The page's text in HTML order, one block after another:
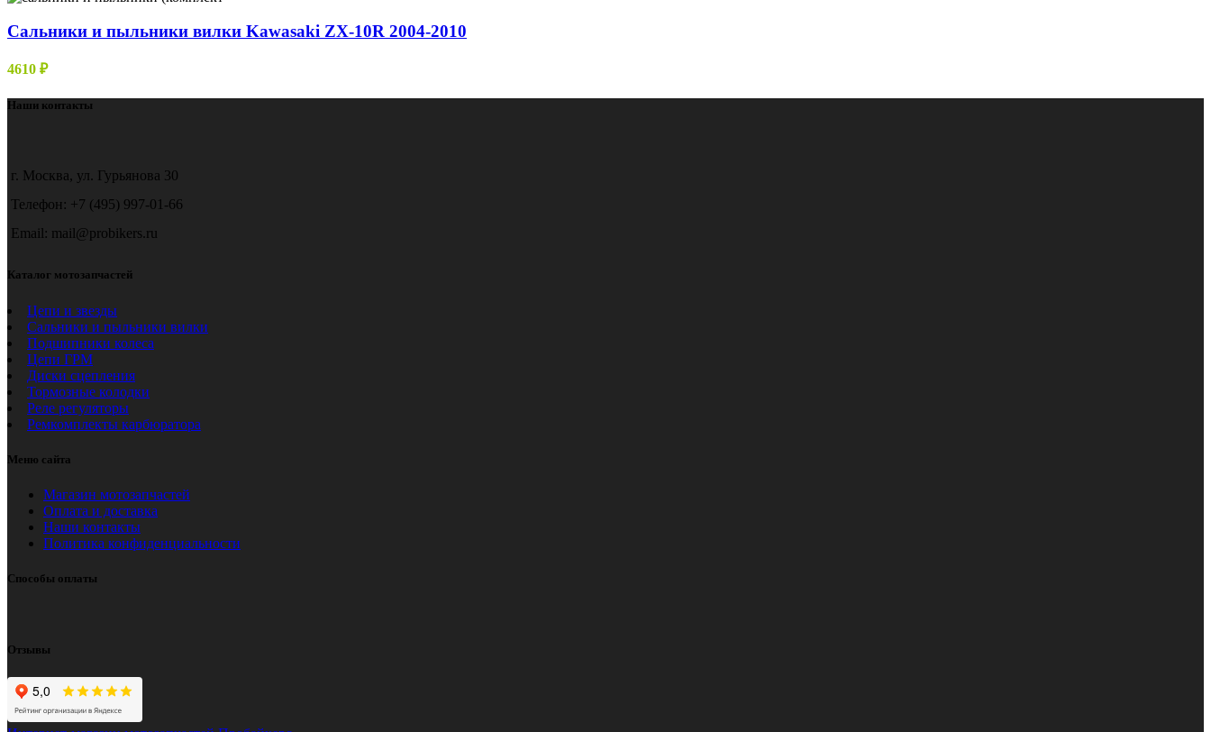
Сальники и пыльники вилки Kawasaki ZX-10R 2004-2010
4610 ₽
Наши контакты
г. Москва, ул. Гурьянова 30
Телефон: +7 (495) 997-01-66
Email: mail@probikers.ru
Каталог мотозапчастей
Цепи и звезды
Сальники и пыльники вилки
Подшипники колеса
Цепи ГРМ
Диски сцепления
Тормозные колодки
Реле регуляторы
Ремкомплекты карбюратора
Меню сайта
Магазин мотозапчастей
Оплата и доставка
Наши контакты
Политика конфиденциальности
Способы оплаты
Отзывы